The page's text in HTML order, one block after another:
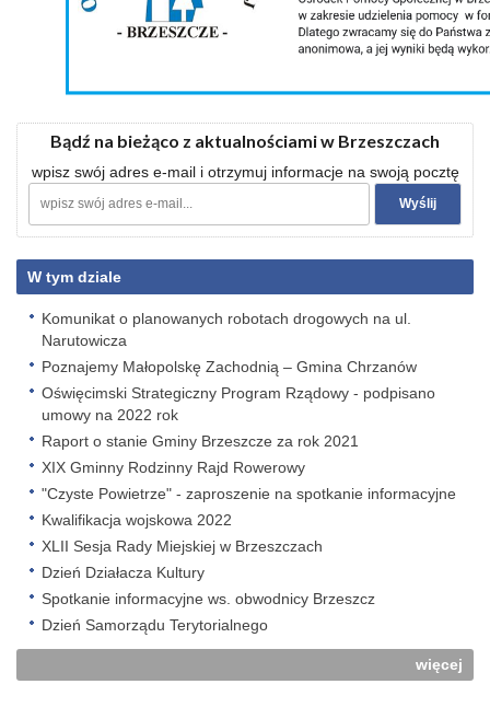
Bądź na bieżąco z aktualnościami w Brzeszczach
wpisz swój adres e-mail i otrzymuj informacje na swoją pocztę
W tym dziale
Komunikat o planowanych robotach drogowych na ul.
Narutowicza
Poznajemy Małopolskę Zachodnią – Gmina Chrzanów
Oświęcimski Strategiczny Program Rządowy - podpisano
umowy na 2022 rok
Raport o stanie Gminy Brzeszcze za rok 2021
XIX Gminny Rodzinny Rajd Rowerowy
"Czyste Powietrze" - zaproszenie na spotkanie informacyjne
Kwalifikacja wojskowa 2022
XLII Sesja Rady Miejskiej w Brzeszczach
Dzień Działacza Kultury
Spotkanie informacyjne ws. obwodnicy Brzeszcz
Dzień Samorządu Terytorialnego
więcej